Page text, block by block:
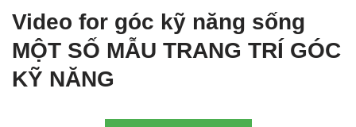
Video for góc kỹ năng sống
MỘT SỐ MẪU TRANG TRÍ GÓC
KỸ NĂNG